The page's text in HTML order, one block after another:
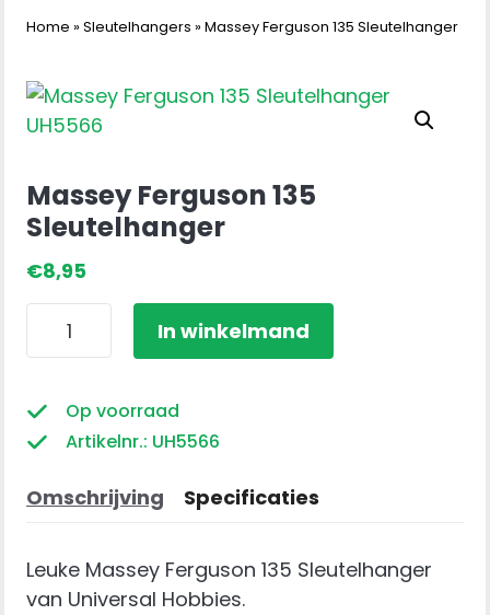
Home » Sleutelhangers » Massey Ferguson 135 Sleutelhanger
Massey Ferguson 135
Sleutelhanger
€8,95
Massey
Ferguson
Sleutelhanger
aantal
In winkelmand
Op voorraad
Artikelnr.: UH5566
Omschrijving Specificaties
Leuke Massey Ferguson 135 Sleutelhanger
van Universal Hobbies.